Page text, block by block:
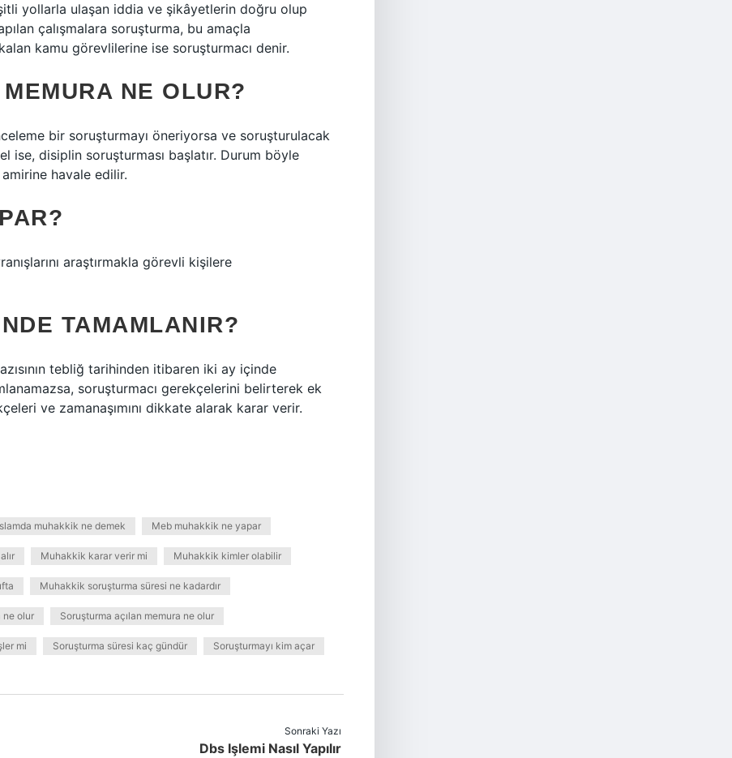
yollarla ulaşan iddia ve şikâyetlerin doğru olup
çalışmalara soruşturma, bu amaçla
kamu görevlilerine ise soruşturmacı denir.
NE OLUR?
bir soruşturmayı öneriyorsa ve soruşturulacak
disiplin soruşturması başlatır. Durum böyle
havale edilir.
araştırmakla görevli kişilere
TAMAMLANIR?
tebliğ tarihinden itibaren iki ay içinde
soruşturmacı gerekçelerini belirterek ek
ve zamanaşımını dikkate alarak karar verir.
muhakkik ne demek Meb muhakkik ne yapar
Muhakkik karar verir mi Muhakkik kimler olabilir
Muhakkik soruşturma süresi ne kadardır
ne olur Soruşturma açılan memura ne olur
mi Soruşturma süresi kaç gündür Soruşturmayı kim açar
Sonraki Yazı
Dbs Işlemi Nasıl Yapılır